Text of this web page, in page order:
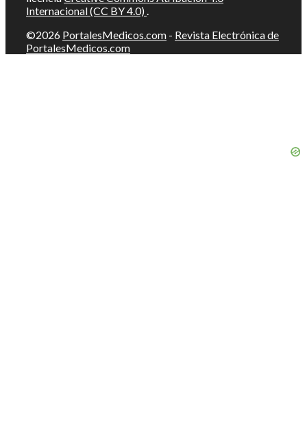
Internacional (CC BY 4.0) .
©2026 PortalesMedicos.com - Revista Electrónica de
PortalesMedicos.com